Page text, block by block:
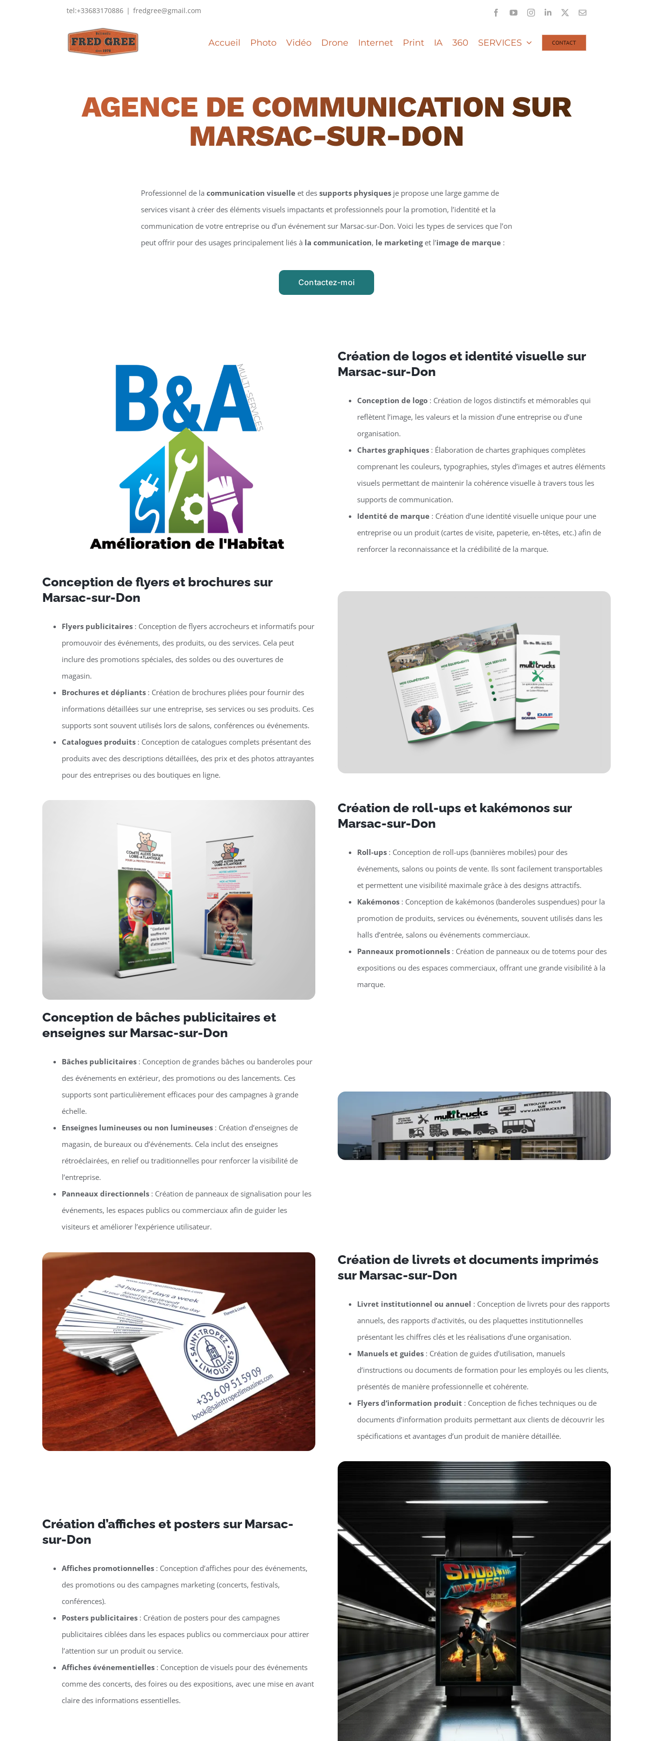
tel:+33683170886 | fredgree@gmail.com FacebookYouTubeInstagramLinkedIn Email
Accueil Photo Vidéo Drone Internet Print IA 360 SERVICES CONTACT
AGENCE DE COMMUNICATION SUR
MARSAC-SUR-DON
Professionnel de la communication visuelleet des supports physiquesje propose une large gamme de
services visant à créer des éléments visuels impactants et professionnels pour la promotion, l’identité et la
communication de votre entreprise ou d’un événement sur Marsac-sur-Don. Voici les types de services que l’on
peut offrir pour des usages principalement liés à la communication, le marketinget l’image de marque:
Contactez-moi
Création de logos et identité visuelle sur
Marsac-sur-Don
Conception de logo : Création de logos distinctifs et mémorables qui
reflètent l’image, les valeurs et la mission d’une entreprise ou d’une
organisation.
Chartes graphiques : Élaboration de chartes graphiques complètes
comprenant les couleurs, typographies, styles d’images et autres éléments
visuels permettant de maintenir la cohérence visuelle à travers tous les
supports de communication.
Identité de marque : Création d’une identité visuelle unique pour une
entreprise ou un produit (cartes de visite, papeterie, en-têtes, etc.) afin de
renforcer la reconnaissance et la crédibilité de la marque.
Conception de flyers et brochures sur
Marsac-sur-Don
Flyers publicitaires: Conception de flyers accrocheurs et informatifs pour
promouvoir des événements, des produits, ou des services. Cela peut
inclure des promotions spéciales, des soldes ou des ouvertures de
magasin.
Brochures et dépliants: Création de brochures pliées pour fournir des
informations détaillées sur une entreprise, ses services ou ses produits. Ces
supports sont souvent utilisés lors de salons, conférences ou événements.
Catalogues produits: Conception de catalogues complets présentant des
produits avec des descriptions détaillées, des prix et des photos attrayantes
pour des entreprises ou des boutiques en ligne.
Création de roll-ups et kakémonos sur
Marsac-sur-Don
Roll-ups : Conception de roll-ups (bannières mobiles) pour des
événements, salons ou points de vente. Ils sont facilement transportables
et permettent une visibilité maximale grâce à des designs attractifs.
Kakémonos : Conception de kakémonos (banderoles suspendues) pour la
promotion de produits, services ou événements, souvent utilisés dans les
halls d’entrée, salons ou événements commerciaux.
Panneaux promotionnels : Création de panneaux ou de totems pour des
expositions ou des espaces commerciaux, offrant une grande visibilité à la
marque.
Conception de bâches publicitaires et
enseignes sur Marsac-sur-Don
Bâches publicitaires: Conception de grandes bâches ou banderoles pour
des événements en extérieur, des promotions ou des lancements. Ces
supports sont particulièrement efficaces pour des campagnes à grande
échelle.
Enseignes lumineuses ou non lumineuses: Création d’enseignes de
magasin, de bureaux ou d’événements. Cela inclut des enseignes
rétroéclairées, en relief ou traditionnelles pour renforcer la visibilité de
l’entreprise.
Panneaux directionnels: Création de panneaux de signalisation pour les
événements, les espaces publics ou commerciaux afin de guider les
visiteurs et améliorer l’expérience utilisateur.
Création de livrets et documents imprimés
sur Marsac-sur-Don
Livret institutionnel ou annuel : Conception de livrets pour des rapports
annuels, des rapports d’activités, ou des plaquettes institutionnelles
présentant les chiffres clés et les réalisations d’une organisation.
Manuels et guides : Création de guides d’utilisation, manuels
d’instructions ou documents de formation pour les employés ou les clients,
présentés de manière professionnelle et cohérente.
Flyers d’information produit : Conception de fiches techniques ou de
documents d’information produits permettant aux clients de découvrir les
spécifications et avantages d’un produit de manière détaillée.
Création d’affiches et posters sur Marsac-
sur-Don
Affiches promotionnelles: Conception d’affiches pour des événements,
des promotions ou des campagnes marketing (concerts, festivals,
conférences).
Posters publicitaires: Création de posters pour des campagnes
publicitaires ciblées dans les espaces publics ou commerciaux pour attirer
l’attention sur un produit ou service.
Affiches événementielles: Conception de visuels pour des événements
comme des concerts, des foires ou des expositions, avec une mise en avant
claire des informations essentielles.